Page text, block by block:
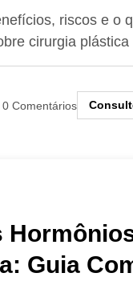
riscos e o
cirurgia
0 Comentários
Guia